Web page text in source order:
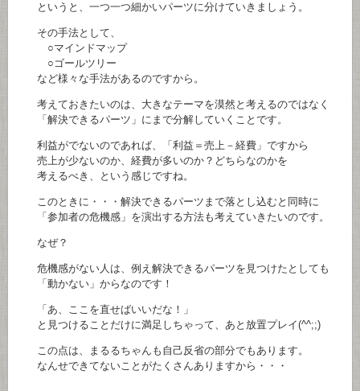
というと、一つ一つ細かいパーツに分けていきましょう。
その手法として、
○マインドマップ
○ゴールツリー
など様々な手法があるのですから。
考えておきたいのは、大きなテーマを漠然と考えるのではなく
「解決できるパーツ」にまで分解していくことです。
利益がでないのであれば、「利益＝売上－経費」ですから
売上が少ないのか、経費が多いのか？どちらなのかを
考えるべき、という感じですね。
このときに・・・解決できるパーツまで落とし込むと同時に
「参加者の危機感」を演出する方法も考えていきたいのです。
なぜ？
危機感がない人は、例え解決できるパーツを見つけたとしても
「動かない」からなのです！
「あ、ここを直せばいいだな！」
と見つけることだけに満足しちゃって、あと放置プレイ(^^;;)
この点は、まるるちゃんも自己反省の部分でもあります。
なんせできてないことがたくさんありますから・・・